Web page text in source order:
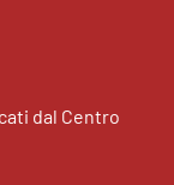
dal Centro